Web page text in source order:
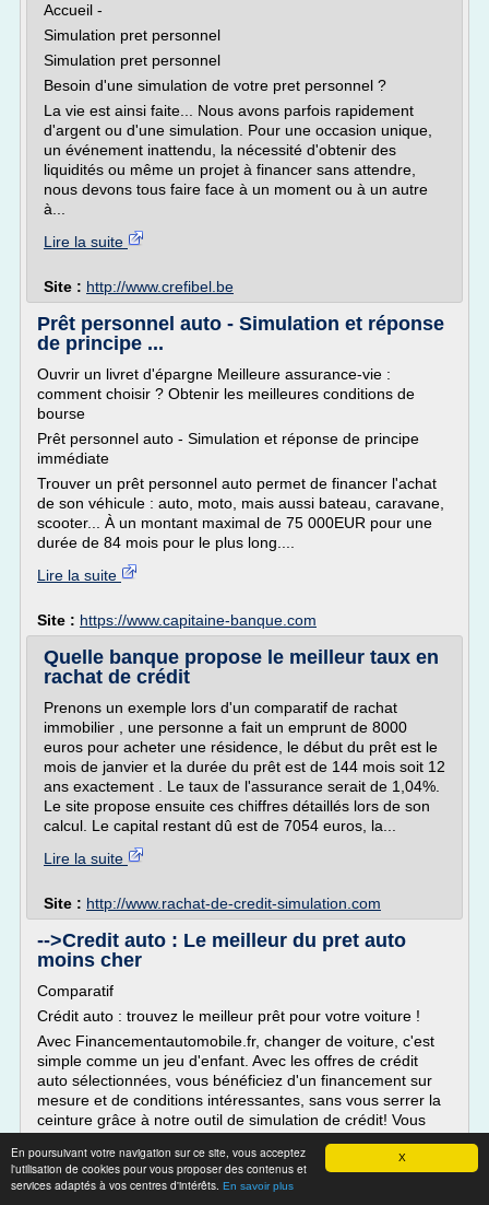
X
En poursuivant votre navigation sur ce site, vous acceptez
l'utilisation de cookies pour vous proposer des contenus et
services adaptés à vos centres d'intérêts. En savoir plus
Accueil -
Simulation pret personnel
Simulation pret personnel
Besoin d'une simulation de votre pret personnel ?
La vie est ainsi faite... Nous avons parfois rapidement
d'argent ou d'une simulation. Pour une occasion unique,
un événement inattendu, la nécessité d'obtenir des
liquidités ou même un projet à financer sans attendre,
nous devons tous faire face à un moment ou à un autre
à...
Lire la suite
Site : http://www.crefibel.be
Prêt personnel auto - Simulation et réponse
de principe ...
Ouvrir un livret d'épargne Meilleure assurance-vie :
comment choisir ? Obtenir les meilleures conditions de
bourse
Prêt personnel auto - Simulation et réponse de principe
immédiate
Trouver un prêt personnel auto permet de financer l'achat
de son véhicule : auto, moto, mais aussi bateau, caravane,
scooter... À un montant maximal de 75 000EUR pour une
durée de 84 mois pour le plus long....
Lire la suite
Site : https://www.capitaine-banque.com
Quelle banque propose le meilleur taux en
rachat de crédit
Prenons un exemple lors d'un comparatif de rachat
immobilier , une personne a fait un emprunt de 8000
euros pour acheter une résidence, le début du prêt est le
mois de janvier et la durée du prêt est de 144 mois soit 12
ans exactement . Le taux de l'assurance serait de 1,04%.
Le site propose ensuite ces chiffres détaillés lors de son
calcul. Le capital restant dû est de 7054 euros, la...
Lire la suite
Site : http://www.rachat-de-credit-simulation.com
-->Credit auto : Le meilleur du pret auto
moins cher
Comparatif
Crédit auto : trouvez le meilleur prêt pour votre voiture !
Avec Financementautomobile.fr, changer de voiture, c'est
simple comme un jeu d'enfant. Avec les offres de crédit
auto sélectionnées, vous bénéficiez d'un financement sur
mesure et de conditions intéressantes, sans vous serrer la
ceinture grâce à notre outil de simulation de crédit! Vous
Lire la suite